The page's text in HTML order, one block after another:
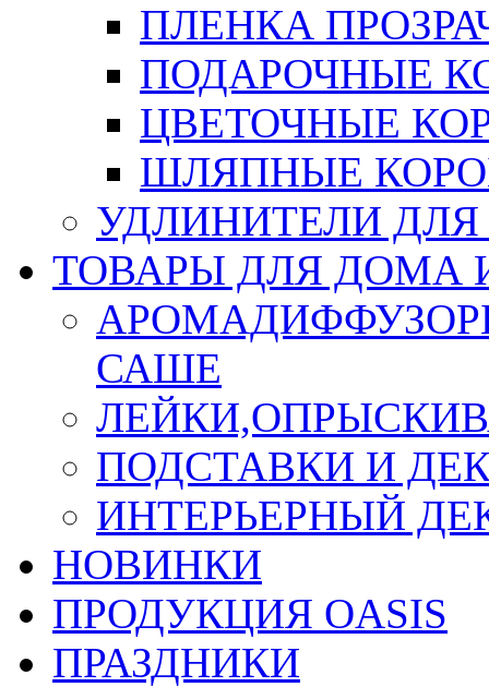
ПЛЕНКА
ПОДАРОЧНЫЕ
ЦВЕТОЧНЫЕ
ШЛЯПНЫЕ
УДЛИНИТЕЛИ
ТОВАРЫ ДЛЯ ДОМА
САШЕ
ПОДСТАВКИ И
ИНТЕРЬЕРНЫЙ
НОВИНКИ
ПРОДУКЦИЯ OASIS
ПРАЗДНИКИ